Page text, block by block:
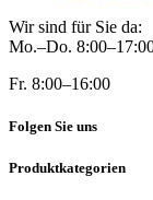
Wir sind für Sie da:
Mo.–Do.
Fr. 8:00–16:00
Folgen Sie uns
Produktkategorien